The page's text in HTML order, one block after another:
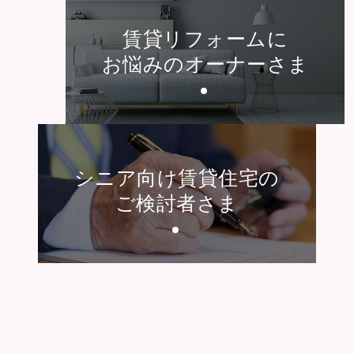
賃貸リフォームに
お悩みのオーナーさま
シニア向け賃貸住宅の
ご検討者さま